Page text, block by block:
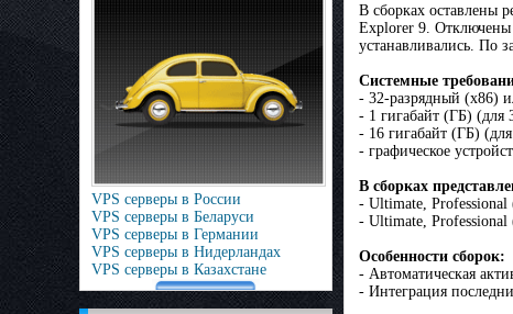
VPS серверы в России
VPS серверы в Беларуси
VPS серверы в Германии
VPS серверы в Нидерландах
VPS серверы в Казахстане
В сборках оставлены
Explorer 9. Отключены
устанавливались. По
Системные
- 32-разрядный (x86)
- 1 гигабайт (ГБ) (для
- 16 гигабайт (ГБ)
- графическое
В сборках
- Ultimate, Professional
- Ultimate, Professional
Особенности сборок:
- Автоматическая
- Интеграция